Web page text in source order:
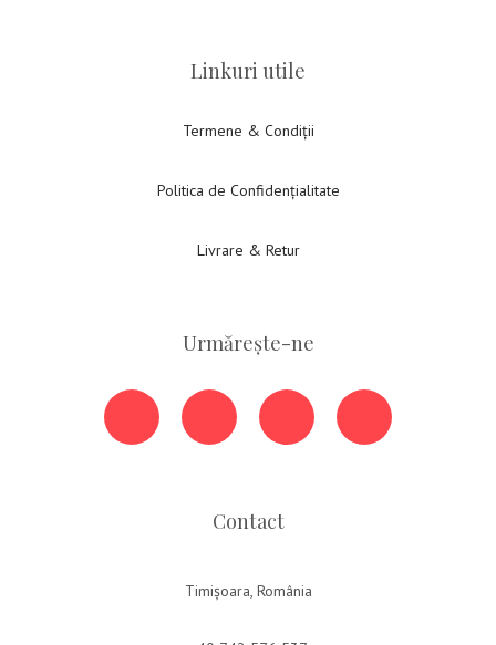
Linkuri utile
Termene & Condiții
Politica de Confidențialitate
Livrare & Retur
Urmărește-ne
Contact
Timișoara, România